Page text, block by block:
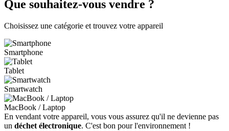
Que souhaitez-vous vendre ?
Choisissez une catégorie et trouvez votre appareil
Smartphone
Tablet
Smartwatch
MacBook / Laptop
En vendant votre appareil, vous vous assurez qu'il ne devienne pas
un déchet électronique. C'est bon pour l'environnement !